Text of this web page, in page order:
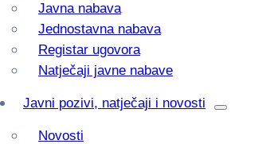
Javna nabava
Jednostavna nabava
Registar ugovora
Natječaji javne nabave
Javni pozivi, natječaji i novosti
Novosti